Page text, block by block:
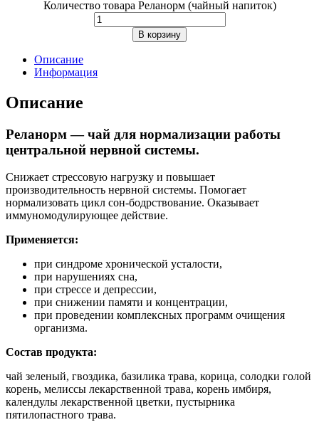
Количество товара Реланорм (чайный напиток)
В корзину
Описание
Информация
Описание
Реланорм— чай для нормализации работы
центральной нервной системы.
Снижает стрессовую нагрузку и повышает
производительность нервной системы. Помогает
нормализовать цикл сон-бодрствование. Оказывает
иммуномодулирующее действие.
Применяется:
при синдроме хронической усталости,
при нарушениях сна,
при стрессе и депрессии,
при снижении памяти и концентрации,
при проведении комплексных программ очищения
организма.
Состав продукта:
чай зеленый, гвоздика, базилика трава, корица, солодки голой
корень, мелиссы лекарственной трава, корень имбиря,
календулы лекарственной цветки, пустырника
пятилопастного трава.